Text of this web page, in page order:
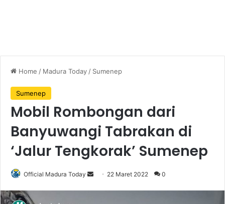
Home / Madura Today / Sumenep
Sumenep
Mobil Rombongan dari
Banyuwangi Tabrakan di
‘Jalur Tengkorak’ Sumenep
Official Madura Today 22 Maret 2022 0